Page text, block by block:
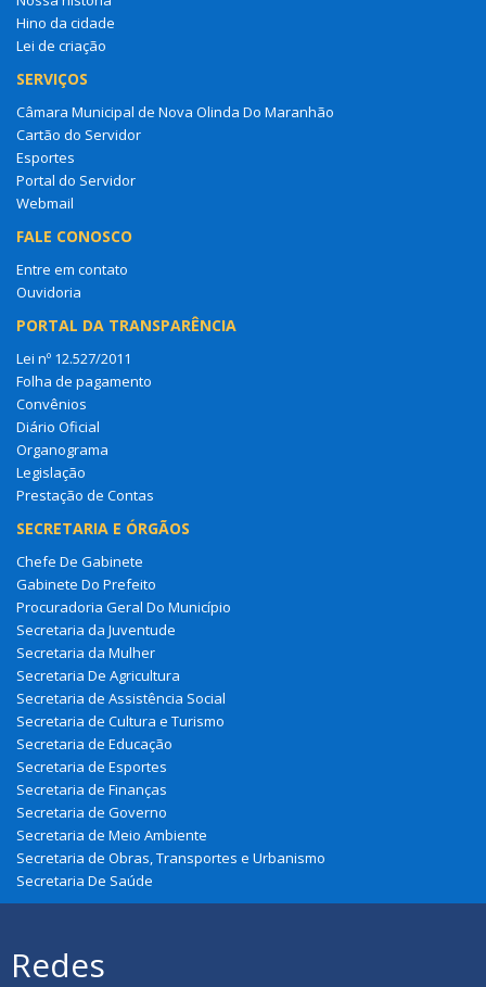
Hino da cidade
Lei de criação
SERVIÇOS
Câmara Municipal de Nova Olinda Do Maranhão
Cartão do Servidor
Esportes
Portal do Servidor
Webmail
FALE CONOSCO
Entre em contato
Ouvidoria
PORTAL DA TRANSPARÊNCIA
Lei nº 12.527/2011
Folha de pagamento
Convênios
Diário Oficial
Organograma
Legislação
Prestação de Contas
SECRETARIA E ÓRGÃOS
Chefe De Gabinete
Gabinete Do Prefeito
Procuradoria Geral Do Município
Secretaria da Juventude
Secretaria da Mulher
Secretaria De Agricultura
Secretaria de Assistência Social
Secretaria de Cultura e Turismo
Secretaria de Educação
Secretaria de Esportes
Secretaria de Finanças
Secretaria de Governo
Secretaria de Meio Ambiente
Secretaria de Obras, Transportes e Urbanismo
Secretaria De Saúde
Redes